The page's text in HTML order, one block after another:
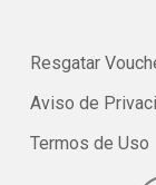
Resgatar
Aviso de
Termos de Uso